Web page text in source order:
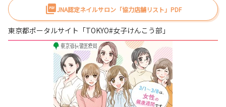
JNA認定ネイルサロン「協力店舗リスト」PDF
東京都ポータルサイト「TOKYO#女子けんこう部」